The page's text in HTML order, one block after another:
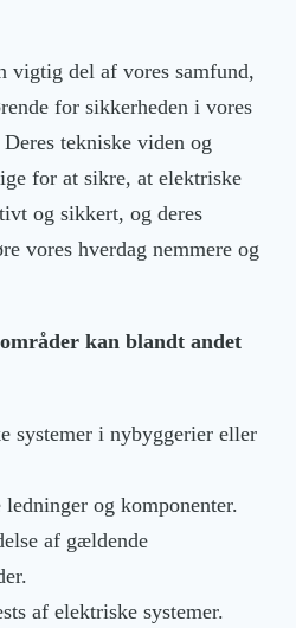
vigtig del af vores samfund,
for sikkerheden i vores
tekniske viden og
for at sikre, at elektriske
og sikkert, og deres
vores hverdag nemmere og
kan blandt andet
systemer i nybyggerier eller
og komponenter.
af gældende
af elektriske systemer.